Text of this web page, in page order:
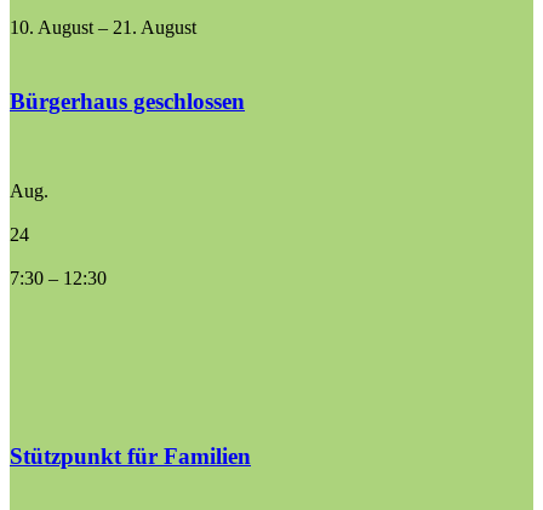
10. August – 21. August
Bürgerhaus geschlossen
Aug.
24
7:30 – 12:30
Stützpunkt für Familien